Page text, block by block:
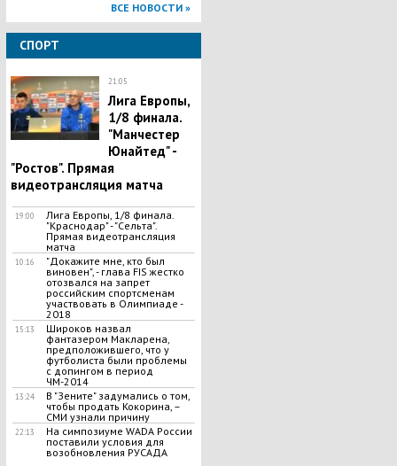
ВСЕ НОВОСТИ »
СПОРТ
21:05
Лига Европы,
1/8 финала.
"Манчестер
Юнайтед" -
"Ростов". Прямая
видеотрансляция матча
19:00
Лига Европы, 1/8 финала.
"Краснодар" - "Сельта".
Прямая видеотрансляция
матча
10:16
"Докажите мне, кто был
виновен", - глава FIS жестко
отозвался на запрет
российским спортсменам
участвовать в Олимпиаде -
2018
15:13
Широков назвал
фантазером Макларена,
предположившего, что у
футболиста были проблемы
с допингом в период
ЧМ-2014
13:24
В "Зените" задумались о том,
чтобы продать Кокорина, –
СМИ узнали причину
22:13
На симпозиуме WADA России
поставили условия для
возобновления РУСАДА